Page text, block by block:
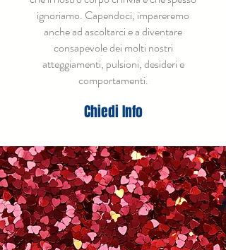
ignoriamo. Capendoci, impareremo
anche ad ascoltarci e a diventare
consapevole dei molti nostri
atteggiamenti, pulsioni, desideri e
comportamenti.​​
Chiedi Info